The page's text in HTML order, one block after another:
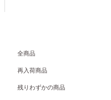
全商品
再入荷商品
残りわずかの商品